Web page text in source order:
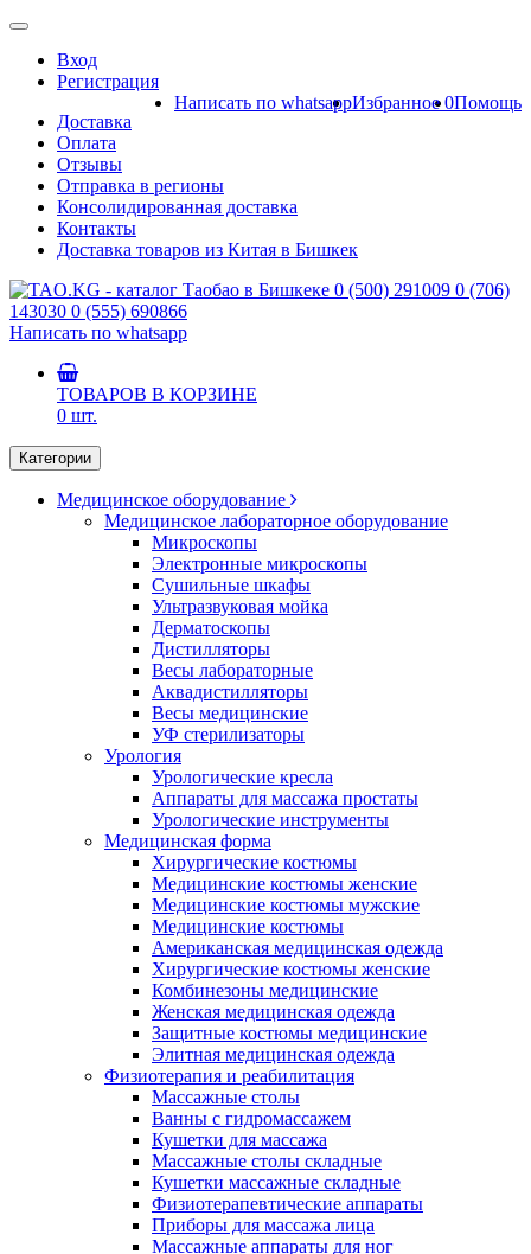
Вход
Регистрация
Помощь
Избранное0
Написать по whatsapp
Доставка
Оплата
Отзывы
Отправка в регионы
Консолидированная доставка
Контакты
Доставка товаров из Китая в Бишкек
0 (500) 291009 0 (706)
143030 0 (555) 690866
Написать по whatsapp
ТОВАРОВ В КОРЗИНЕ
0 шт.
Категории
Медицинское оборудование
Медицинское лабораторное оборудование
Микроскопы
Электронные микроскопы
Сушильные шкафы
Ультразвуковая мойка
Дерматоскопы
Дистилляторы
Весы лабораторные
Аквадистилляторы
Весы медицинские
УФ стерилизаторы
Урология
Урологические кресла
Аппараты для массажа простаты
Урологические инструменты
Медицинская форма
Хирургические костюмы
Медицинские костюмы женские
Медицинские костюмы мужские
Медицинские костюмы
Американская медицинская одежда
Хирургические костюмы женские
Комбинезоны медицинские
Женская медицинская одежда
Защитные костюмы медицинские
Элитная медицинская одежда
Физиотерапия и реабилитация
Массажные столы
Ванны с гидромассажем
Кушетки для массажа
Массажные столы складные
Кушетки массажные складные
Физиотерапевтические аппараты
Приборы для массажа лица
Массажные аппараты для ног